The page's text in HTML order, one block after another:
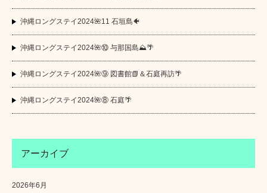
沖縄ロングステイ2024🌺11 石垣島🐠
沖縄ロングステイ2024🌺⑩ 与那国島⛰️🌴
沖縄ロングステイ2024🌺⑨ 図書館📗＆石庭再訪🌴
沖縄ロングステイ2024🌺⑧ 石庭🌴
アーカイブ
2026年6月